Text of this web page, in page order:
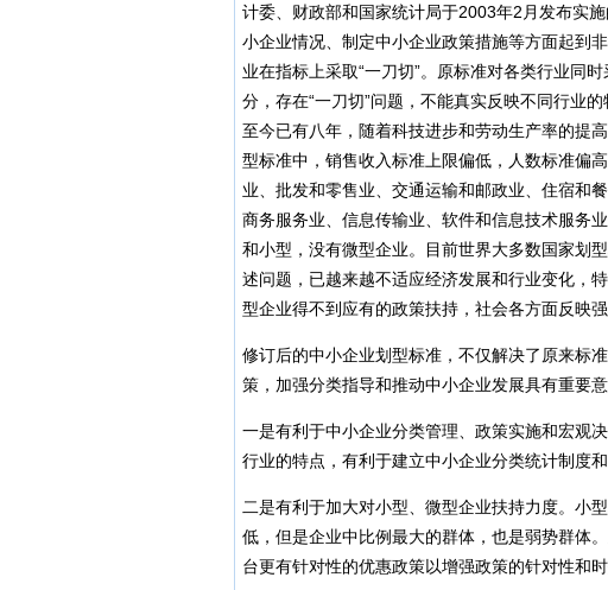
计委、财政部和国家统计局于2003年2月发布实
小企业情况、制定中小企业政策措施等方面起到
业在指标上采取“一刀切”。原标准对各类行业同
分，存在“一刀切”问题，不能真实反映不同行业
至今已有八年，随着科技进步和劳动生产率的提
型标准中，销售收入标准上限偏低，人数标准偏
业、批发和零售业、交通运输和邮政业、住宿和
商务服务业、信息传输业、软件和信息技术服务
和小型，没有微型企业。目前世界大多数国家划
述问题，已越来越不适应经济发展和行业变化，
型企业得不到应有的政策扶持，社会各方面反映强
修订后的中小企业划型标准，不仅解决了原来标
策，加强分类指导和推动中小企业发展具有重要意
一是有利于中小企业分类管理、政策实施和宏观
行业的特点，有利于建立中小企业分类统计制度
二是有利于加大对小型、微型企业扶持力度。小
低，但是企业中比例最大的群体，也是弱势群体
台更有针对性的优惠政策以增强政策的针对性和时